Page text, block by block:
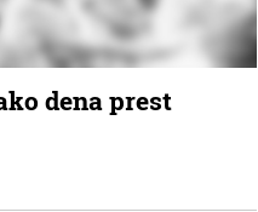
dena prest